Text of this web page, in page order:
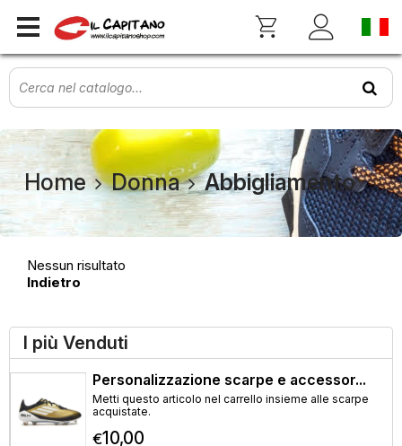
Home Donna Abbigliamento
Nessun risultato
Indietro
I più Venduti
Personalizzazione scarpe e accessor...
Metti questo articolo nel carrello insieme alle scarpe
acquistate.
€10,00